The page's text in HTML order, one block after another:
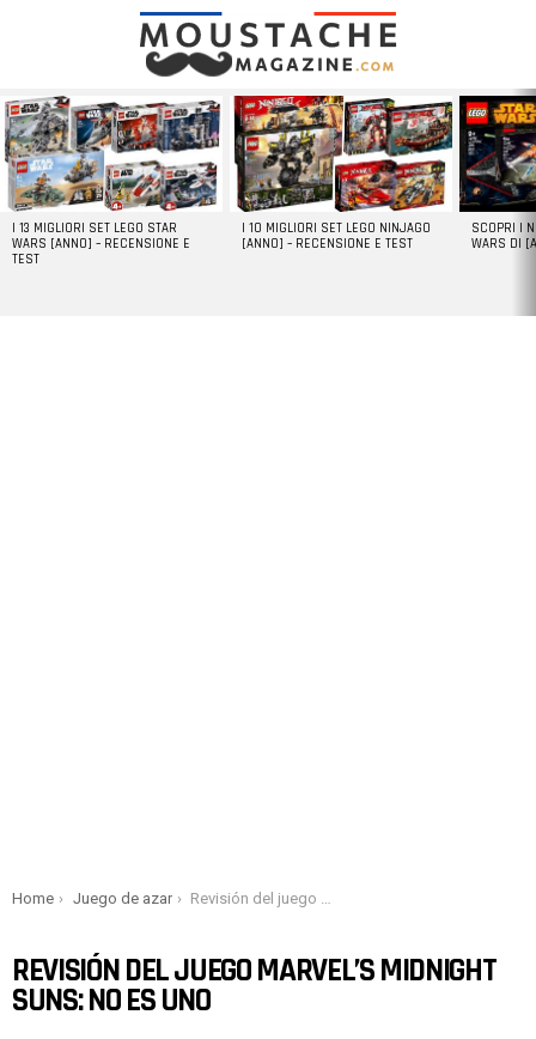
LATEST
STORIES
I 13 MIGLIORI SET LEGO STAR
WARS [ANNO] – RECENSIONE E
TEST
I 10 MIGLIORI SET LEGO NINJAGO
[ANNO] – RECENSIONE E TEST
SCOPRI I
WARS DI
You are here:
Home Juego de azar Revisión del juego Marvel’s Midnight Suns: no es Uno
REVISIÓN DEL JUEGO MARVEL’S MIDNIGHT
SUNS: NO ES UNO